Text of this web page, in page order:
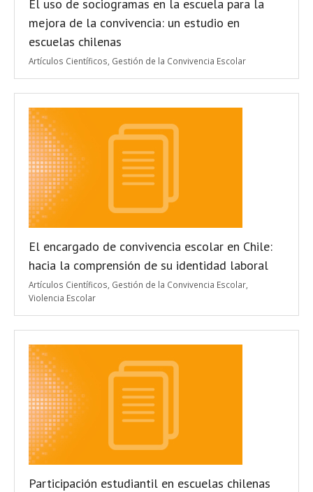
El uso de sociogramas en la escuela para la
mejora de la convivencia: un estudio en
escuelas chilenas
Artículos Científicos Gestión de la Convivencia Escolar
El encargado de convivencia escolar en Chile:
hacia la comprensión de su identidad laboral
Artículos Científicos Gestión de la Convivencia Escolar
Violencia Escolar
Participación estudiantil en escuelas chilenas